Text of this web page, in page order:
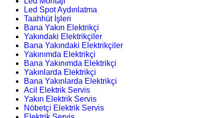
Led Spot Aydınlatma
Taahhüt İşleri
Bana Yakın Elektrikçi
Yakındaki Elektrikçiler
Bana Yakındaki Elektrikçiler
Yakınımda Elektrikçi
Bana Yakınımda Elektrikçi
Yakınlarda Elektrikçi
Bana Yakınlarda Elektrikçi
Acil Elektrik Servis
Yakın Elektrik Servis
Nöbetçi Elektrik Servis